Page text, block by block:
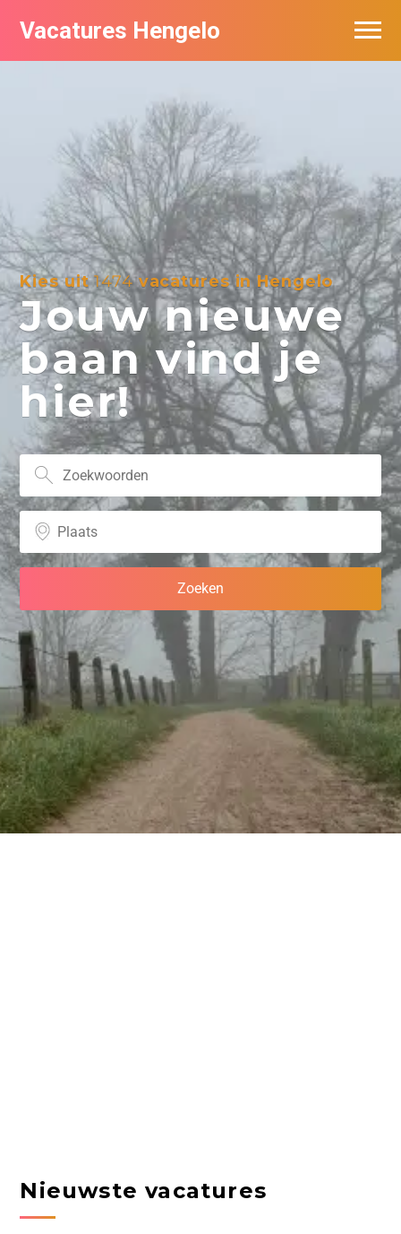
Vacatures Hengelo
Kies uit1474vacatures in Hengelo
Jouw nieuwe
baan vind je
hier!
Nieuwste vacatures
Vacatures per bedrijf in Hengelo
Nieuwsbrief feed